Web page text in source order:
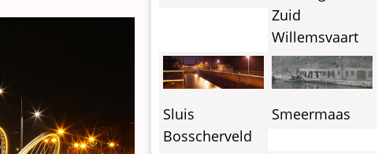
Zuid
Willemsvaart
Sluis
Bosscherveld
Smeermaas